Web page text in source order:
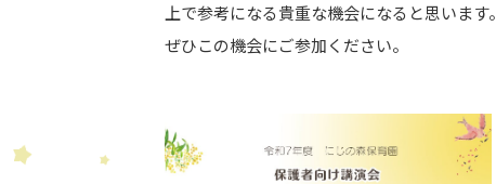
上で参考になる貴重な機会になると思います。
ぜひこの機会にご参加ください。